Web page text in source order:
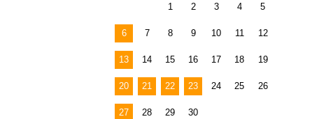
1 2 3 4 5
6 7 8 9 10 11 12
13 14 15 16 17 18 19
20 21 22 23 24 25 26
27 28 29 30